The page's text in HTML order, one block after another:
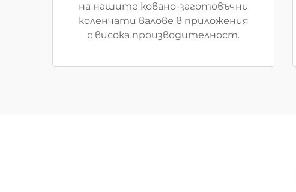
на нашите ковано-заготовъчни
коленчати валове в приложения
с висока производителност.